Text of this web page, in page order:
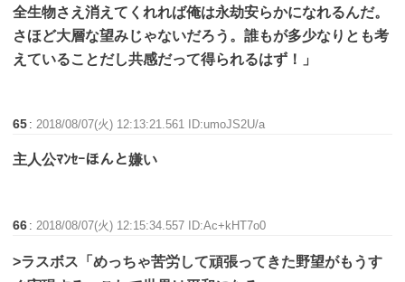
全生物さえ消えてくれれば俺は永劫安らかになれるんだ。
さほど大層な望みじゃないだろう。誰もが多少なりとも考
えていることだし共感だって得られるはず！」
65 :2018/08/07(火) 12:13:21.561 ID:umoJS2U/a
主人公ﾏﾝｾｰほんと嫌い
66 : 2018/08/07(火) 12:15:34.557 ID:Ac+kHT7o0
>ラスボス「めっちゃ苦労して頑張ってきた野望がもうす